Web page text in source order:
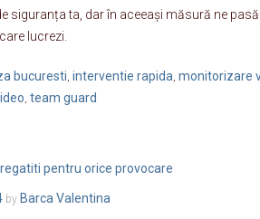
siguranța ta, dar în aceeași măsură ne
lucrezi.
bucuresti, interventie rapida, monitorizare
, team guard
pentru orice provocare
by Barca Valentina